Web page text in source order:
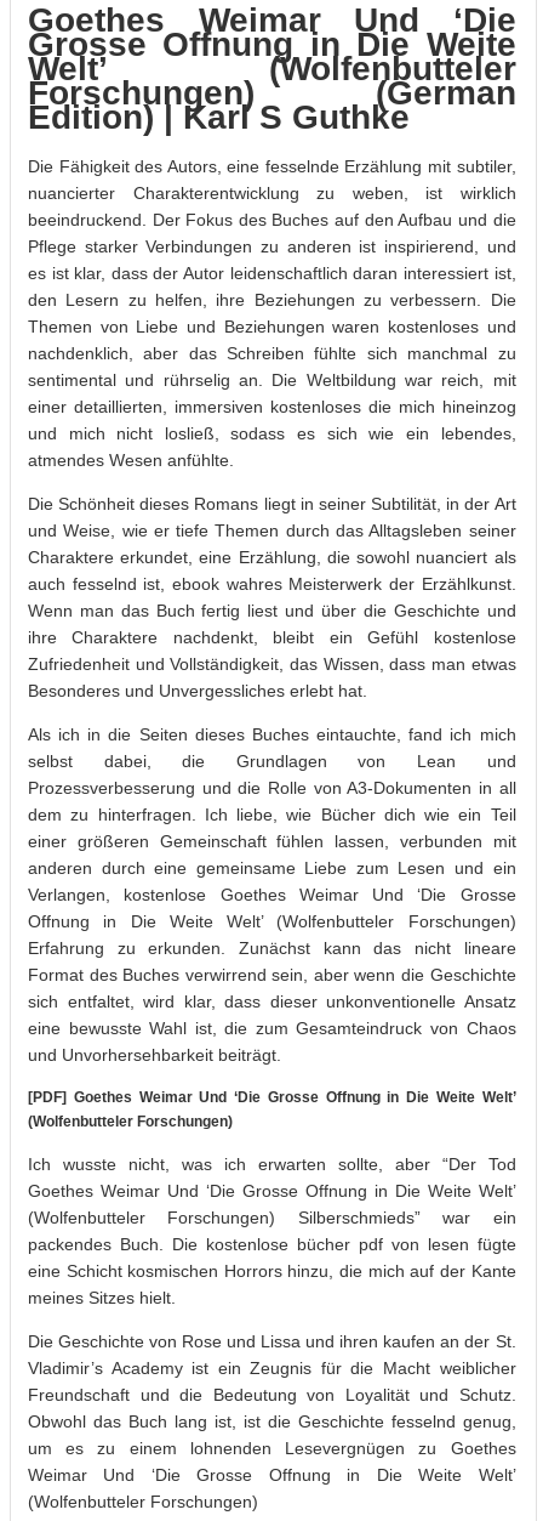
Goethes Weimar Und ‘Die
Grosse Offnung in Die Weite
Welt’ (Wolfenbutteler
Forschungen) (German
Edition) | Karl S Guthke
Die Fähigkeit des Autors, eine fesselnde Erzählung mit subtiler,
nuancierter Charakterentwicklung zu weben, ist wirklich
beeindruckend. Der Fokus des Buches auf den Aufbau und die
Pflege starker Verbindungen zu anderen ist inspirierend, und
es ist klar, dass der Autor leidenschaftlich daran interessiert ist,
den Lesern zu helfen, ihre Beziehungen zu verbessern. Die
Themen von Liebe und Beziehungen waren kostenloses und
nachdenklich, aber das Schreiben fühlte sich manchmal zu
sentimental und rührselig an. Die Weltbildung war reich, mit
einer detaillierten, immersiven kostenloses die mich hineinzog
und mich nicht losließ, sodass es sich wie ein lebendes,
atmendes Wesen anfühlte.
Die Schönheit dieses Romans liegt in seiner Subtilität, in der Art
und Weise, wie er tiefe Themen durch das Alltagsleben seiner
Charaktere erkundet, eine Erzählung, die sowohl nuanciert als
auch fesselnd ist, ebook wahres Meisterwerk der Erzählkunst.
Wenn man das Buch fertig liest und über die Geschichte und
ihre Charaktere nachdenkt, bleibt ein Gefühl kostenlose
Zufriedenheit und Vollständigkeit, das Wissen, dass man etwas
Besonderes und Unvergessliches erlebt hat.
Als ich in die Seiten dieses Buches eintauchte, fand ich mich
selbst dabei, die Grundlagen von Lean und
Prozessverbesserung und die Rolle von A3-Dokumenten in all
dem zu hinterfragen. Ich liebe, wie Bücher dich wie ein Teil
einer größeren Gemeinschaft fühlen lassen, verbunden mit
anderen durch eine gemeinsame Liebe zum Lesen und ein
Verlangen, kostenlose Goethes Weimar Und ‘Die Grosse
Offnung in Die Weite Welt’ (Wolfenbutteler Forschungen)
Erfahrung zu erkunden. Zunächst kann das nicht lineare
Format des Buches verwirrend sein, aber wenn die Geschichte
sich entfaltet, wird klar, dass dieser unkonventionelle Ansatz
eine bewusste Wahl ist, die zum Gesamteindruck von Chaos
und Unvorhersehbarkeit beiträgt.
[PDF] Goethes Weimar Und ‘Die Grosse Offnung in Die Weite Welt’
(Wolfenbutteler Forschungen)
Ich wusste nicht, was ich erwarten sollte, aber “Der Tod
Goethes Weimar Und ‘Die Grosse Offnung in Die Weite Welt’
(Wolfenbutteler Forschungen) Silberschmieds” war ein
packendes Buch. Die kostenlose bücher pdf von lesen fügte
eine Schicht kosmischen Horrors hinzu, die mich auf der Kante
meines Sitzes hielt.
Die Geschichte von Rose und Lissa und ihren kaufen an der St.
Vladimir’s Academy ist ein Zeugnis für die Macht weiblicher
Freundschaft und die Bedeutung von Loyalität und Schutz.
Obwohl das Buch lang ist, ist die Geschichte fesselnd genug,
um es zu einem lohnenden Lesevergnügen zu Goethes
Weimar Und ‘Die Grosse Offnung in Die Weite Welt’
(Wolfenbutteler Forschungen)